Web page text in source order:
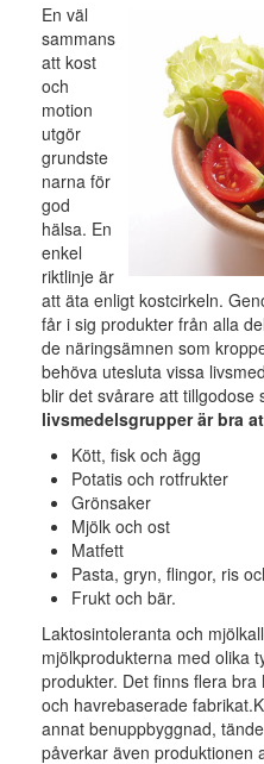
En väl
sammans
att kost
och
motion
utgör
grundste
narna för
god
hälsa. En
enkel
riktlinje är
att äta enligt kostcirkeln.
får i sig produkter från alla
de näringsämnen som
behöva utesluta vissa
blir det svårare att tillgodose
livsmedelsgrupper är bra
Kött, fisk och ägg
Potatis och rotfrukter
Grönsaker
Mjölk och ost
Matfett
Pasta, gryn, flingor, ris
Frukt och bär.
Laktosintoleranta och
mjölkprodukterna med olika
produkter. Det finns flera
och havrebaserade
annat benuppbyggnad,
påverkar även produktionen